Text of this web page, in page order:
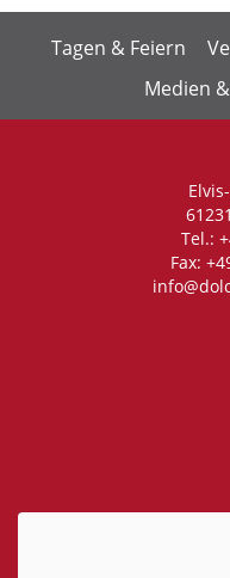
Tagen & Feiern
Medien
Tel.:
Fax: